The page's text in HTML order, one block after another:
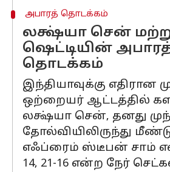
அபாரத் தொடக்கம்
லக்ஷ்யா சென்
ஷெட்டியின்
தொடக்கம்
இந்தியாவுக்கு எதிரான
ஒற்றையர் ஆட்டத்தில்
லக்ஷ்யா சென், தனது
தோல்வியிலிருந்து
எஃப்ரைம் ஸ்டீபன் சாம்
14, 21-16 என்ற நேர்